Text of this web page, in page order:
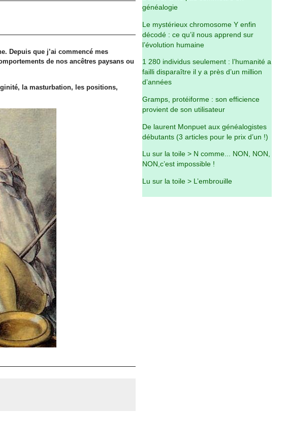
Depuis que j’ai commencé mes
de nos ancêtres paysans ou
la masturbation, les positions,
généalogie
Le mystérieux chromosome Y enfin
décodé : ce qu’il nous apprend sur
l’évolution humaine
1 280 individus seulement : l’humanité a
failli disparaître il y a près d’un million
d’années
Gramps, protéiforme : son efficience
provient de son utilisateur
De laurent Monpuet aux généalogistes
débutants (3 articles pour le prix d’un !)
Lu sur la toile > N comme... NON, NON,
NON,c’est impossible !
Lu sur la toile > L’embrouille